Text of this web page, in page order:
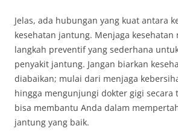
Jelas, ada hubungan yang kuat antara
kesehatan jantung. Menjaga
langkah preventif yang sederhana
penyakit jantung. Jangan biarkan
diabaikan; mulai dari menjaga
hingga mengunjungi dokter gigi secara
bisa membantu Anda dalam
jantung yang baik.